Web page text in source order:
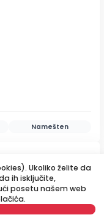
Namešten
Ukoliko želite da
ih isključite,
posetu našem web